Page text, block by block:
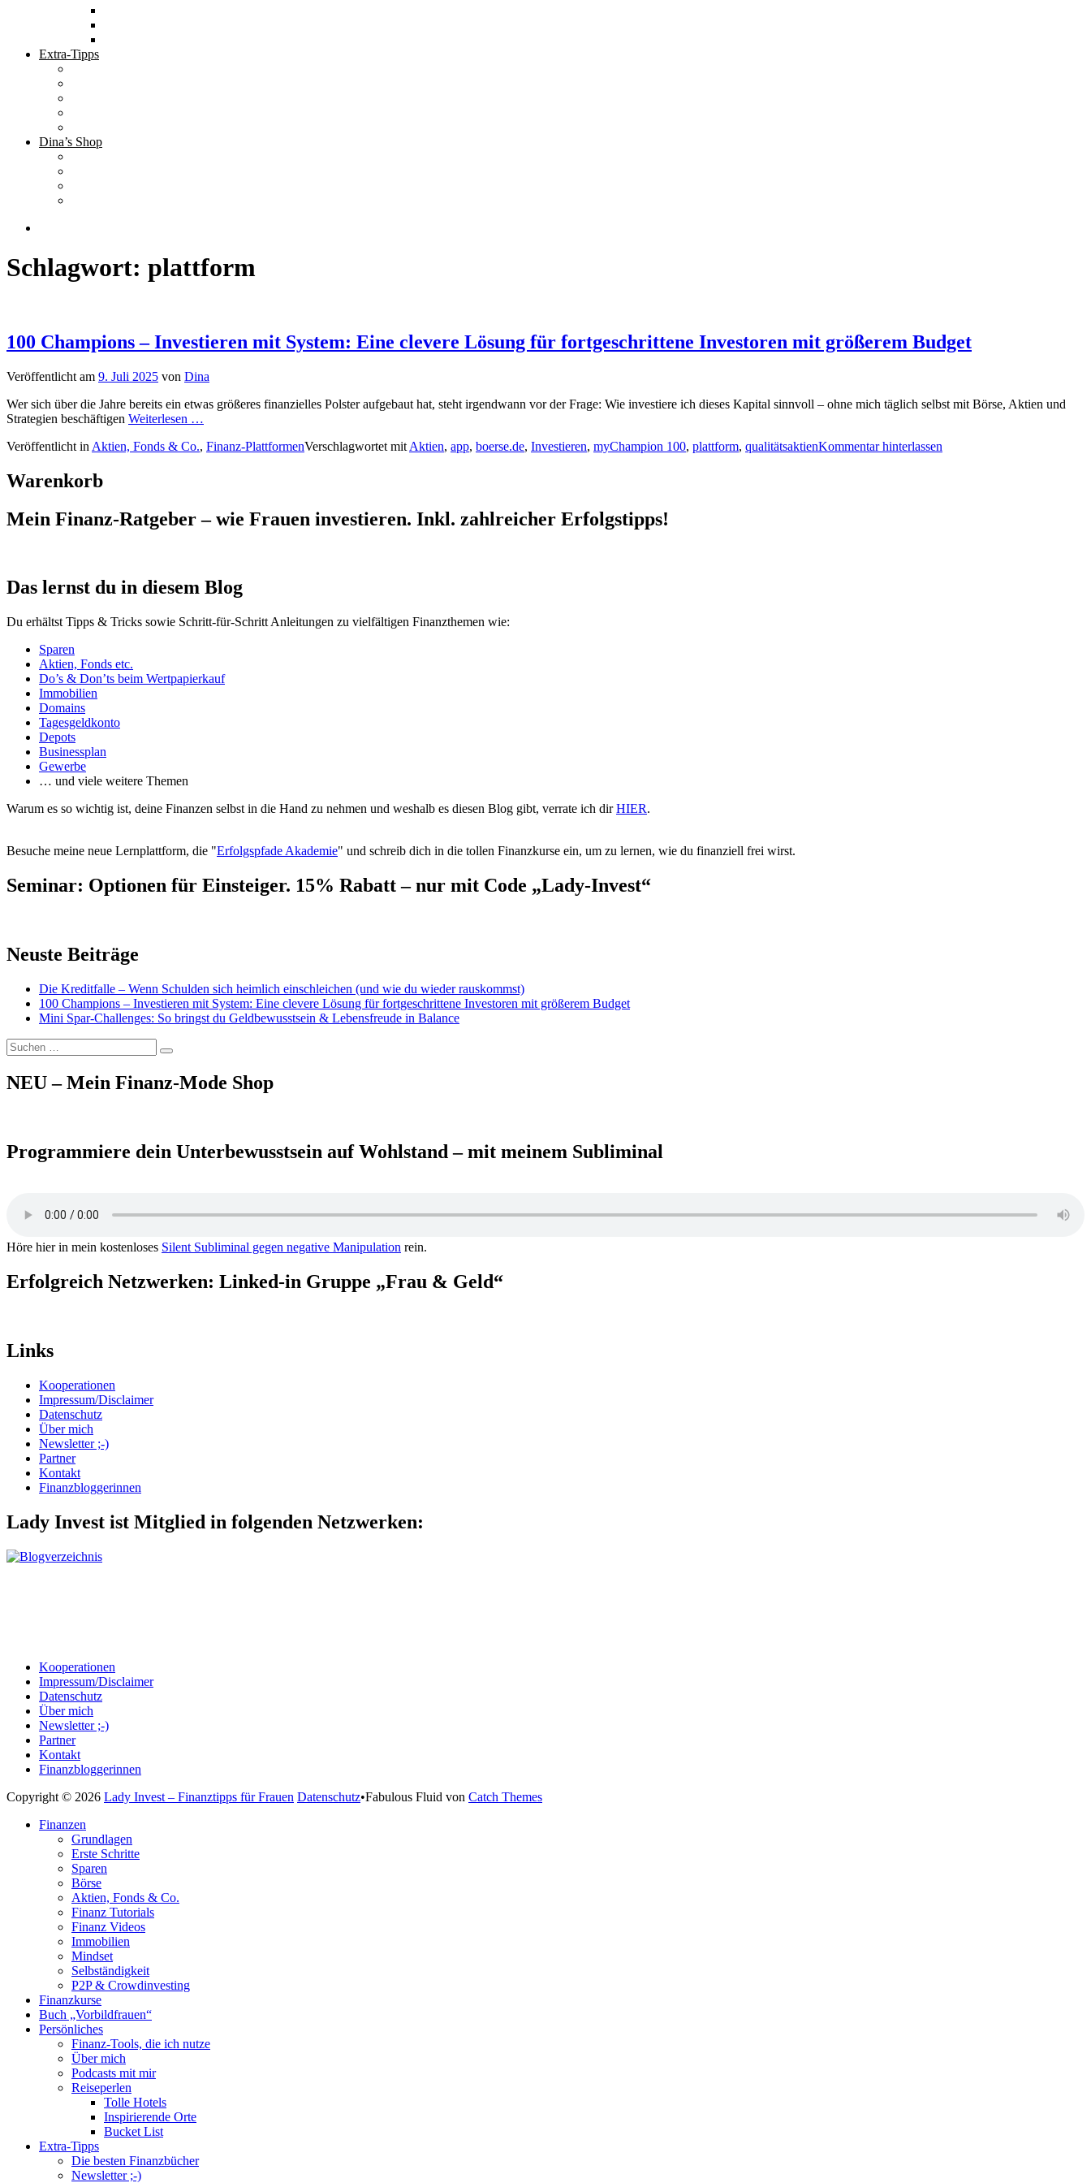
Extra-Tipps
Dina’s Shop
Schlagwort: plattform
100 Champions – Investieren mit System: Eine clevere Lösung für fortgeschrittene Investoren mit größerem Budget
Veröffentlicht am 9. Juli 2025 von Dina
Wer sich über die Jahre bereits ein etwas größeres finanzielles Polster aufgebaut hat, steht irgendwann vor der Frage: Wie investiere ich dieses Kapital sinnvoll – ohne mich täglich selbst mit Börse, Aktien und
Strategien beschäftigen Weiterlesen …
Veröffentlicht in Aktien, Fonds & Co., Finanz-PlattformenVerschlagwortet mit Aktien, app, boerse.de, Investieren, myChampion 100, plattform, qualitätsaktienKommentar hinterlassen
Warenkorb
Mein Finanz-Ratgeber – wie Frauen investieren. Inkl. zahlreicher Erfolgstipps!
Das lernst du in diesem Blog
Du erhältst Tipps & Tricks sowie Schritt-für-Schritt Anleitungen zu vielfältigen Finanzthemen wie:
Sparen
Aktien, Fonds etc.
Do’s & Don’ts beim Wertpapierkauf
Immobilien
Domains
Tagesgeldkonto
Depots
Businessplan
Gewerbe
… und viele weitere Themen
Warum es so wichtig ist, deine Finanzen selbst in die Hand zu nehmen und weshalb es diesen Blog gibt, verrate ich dirHIER.
Besuche meine neue Lernplattform, die "Erfolgspfade Akademie" und schreib dich in die tollen Finanzkurse ein, um zu lernen, wie du finanziell frei wirst.
Seminar: Optionen für Einsteiger. 15% Rabatt – nur mit Code „Lady-Invest“
Neuste Beiträge
Die Kreditfalle – Wenn Schulden sich heimlich einschleichen (und wie du wieder rauskommst)
100 Champions – Investieren mit System: Eine clevere Lösung für fortgeschrittene Investoren mit größerem Budget
Mini Spar-Challenges: So bringst du Geldbewusstsein & Lebensfreude in Balance
Suchen
nach:
Suchen
NEU – Mein Finanz-Mode Shop
Programmiere dein Unterbewusstsein auf Wohlstand – mit meinem Subliminal
Höre hier in mein kostenloses Silent Subliminal gegen negative Manipulation rein.
Erfolgreich Netzwerken: Linked-in Gruppe „Frau & Geld“
Links
Kooperationen
Impressum/Disclaimer
Datenschutz
Über mich
Newsletter ;-)
Partner
Kontakt
Finanzbloggerinnen
Lady Invest ist Mitglied in folgenden Netzwerken:
Kooperationen
Impressum/Disclaimer
Datenschutz
Über mich
Newsletter ;-)
Partner
Kontakt
Finanzbloggerinnen
Copyright © 2026 Lady Invest – Finanztipps für Frauen Datenschutz•Fabulous Fluid von Catch Themes
oben
Finanzen
Grundlagen
Erste Schritte
Sparen
Börse
Aktien, Fonds & Co.
Finanz Tutorials
Finanz Videos
Immobilien
Mindset
Selbständigkeit
P2P & Crowdinvesting
Finanzkurse
Buch „Vorbildfrauen“
Persönliches
Finanz-Tools, die ich nutze
Über mich
Podcasts mit mir
Reiseperlen
Tolle Hotels
Inspirierende Orte
Bucket List
Extra-Tipps
Die besten Finanzbücher
Newsletter ;-)